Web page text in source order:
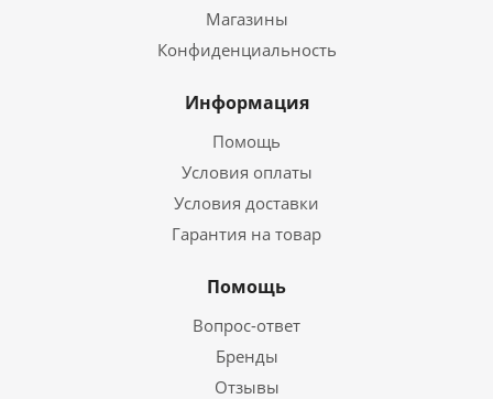
Магазины
Конфиденциальность
Информация
Помощь
Условия оплаты
Условия доставки
Гарантия на товар
Помощь
Вопрос-ответ
Бренды
Отзывы